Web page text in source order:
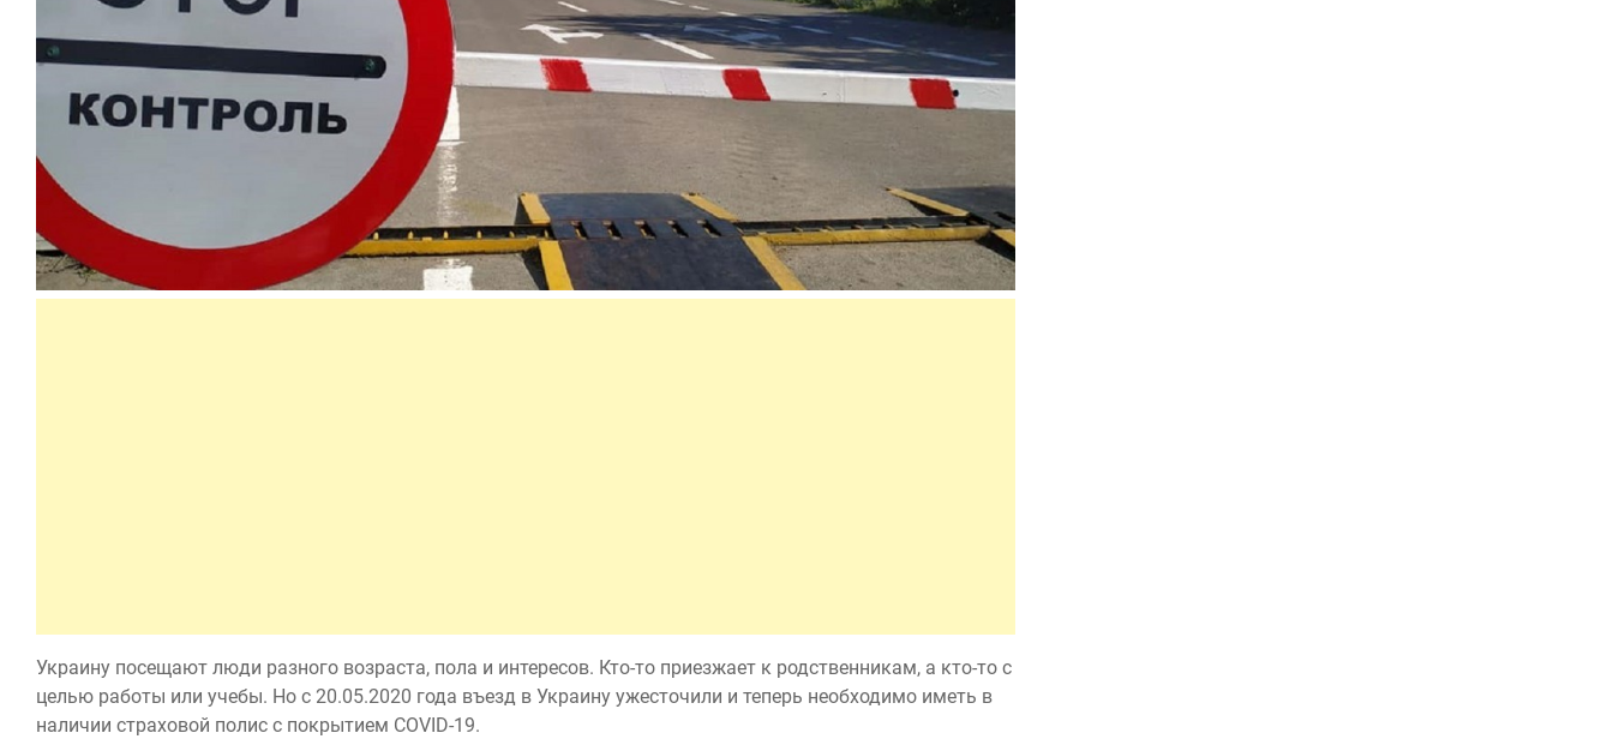
Украину посещают люди разного возраста, пола и интересов. Кто-то приезжает к родственникам, а кто-то с
целью работы или учебы. Но с 20.05.2020 года въезд в Украину ужесточили и теперь необходимо иметь в
наличии страховой полис с покрытием COVID-19.